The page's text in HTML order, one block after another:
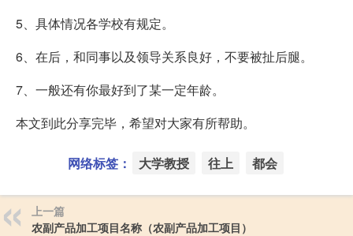
5、具体情况各学校有规定。
6、在后，和同事以及领导关系良好，不要被扯后腿。
7、一般还有你最好到了某一定年龄。
本文到此分享完毕，希望对大家有所帮助。
网络标签： 大学教授 往上 都会
上一篇
农副产品加工项目名称（农副产品加工项目）